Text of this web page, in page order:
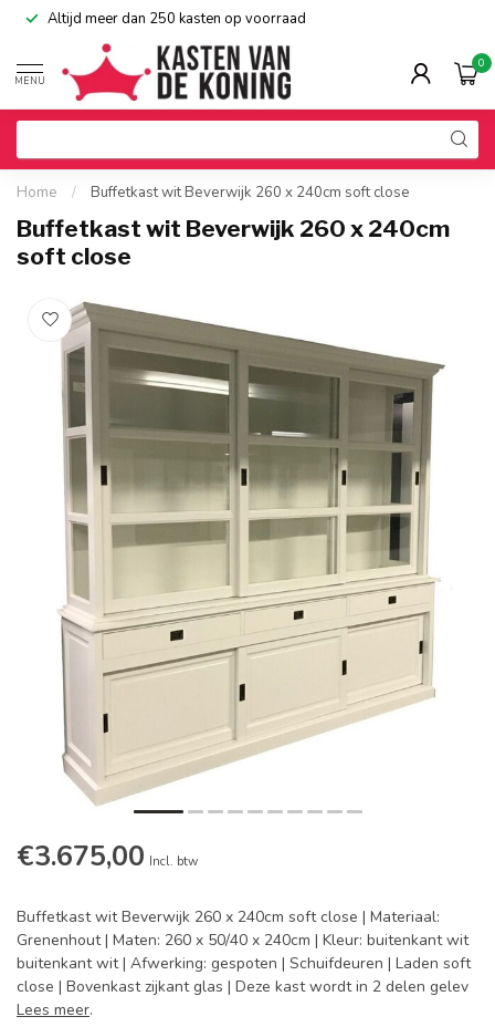
Altijd meer dan 250 kasten op voorraad
MENU
0
Home / Buffetkast wit Beverwijk 260 x 240cm soft close
Buffetkast wit Beverwijk 260 x 240cm
soft close
€3.675,00 Incl. btw
Buffetkast wit Beverwijk 260 x 240cm soft close | Materiaal:
Grenenhout | Maten: 260 x 50/40 x 240cm | Kleur: buitenkant wit
buitenkant wit | Afwerking: gespoten | Schuifdeuren | Laden soft
close | Bovenkast zijkant glas | Deze kast wordt in 2 delen gelev
Lees meer.